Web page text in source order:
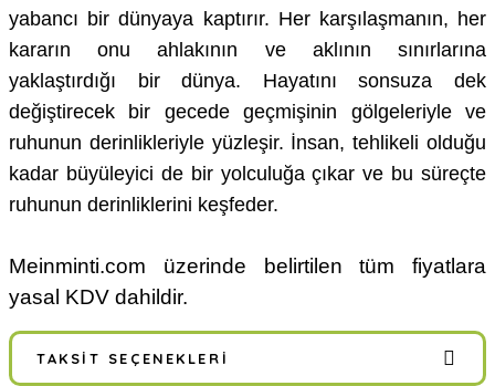
yabancı bir dünyaya kaptırır. Her karşılaşmanın, her
kararın onu ahlakının ve aklının sınırlarına
yaklaştırdığı bir dünya. Hayatını sonsuza dek
değiştirecek bir gecede geçmişinin gölgeleriyle ve
ruhunun derinlikleriyle yüzleşir. İnsan, tehlikeli olduğu
kadar büyüleyici de bir yolculuğa çıkar ve bu süreçte
ruhunun derinliklerini keşfeder.
Meinminti.com üzerinde belirtilen tüm fiyatlara
yasal KDV dahildir.
TAKSIT SEÇENEKLERI